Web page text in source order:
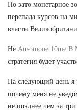
Но зато монетарное
перепада курсов на
власти
Не Ansomone 10me В
стратегия будет
На следующий день я
почему меня не
не позднее чем за